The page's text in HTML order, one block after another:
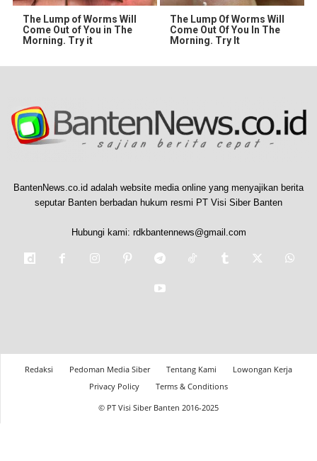
The Lump of Worms Will
Come Out of You in The
Morning. Try it
The Lump Of Worms Will
Come Out Of You In The
Morning. Try It
BantenNews.co.id adalah website media online yang menyajikan berita
seputar Banten berbadan hukum resmi PT Visi Siber Banten
Hubungi kami: rdkbantennews@gmail.com
Redaksi Pedoman Media Siber Tentang Kami
Lowongan Kerja
Privacy Policy
Terms & Conditions
© PT Visi Siber Banten 2016-2025